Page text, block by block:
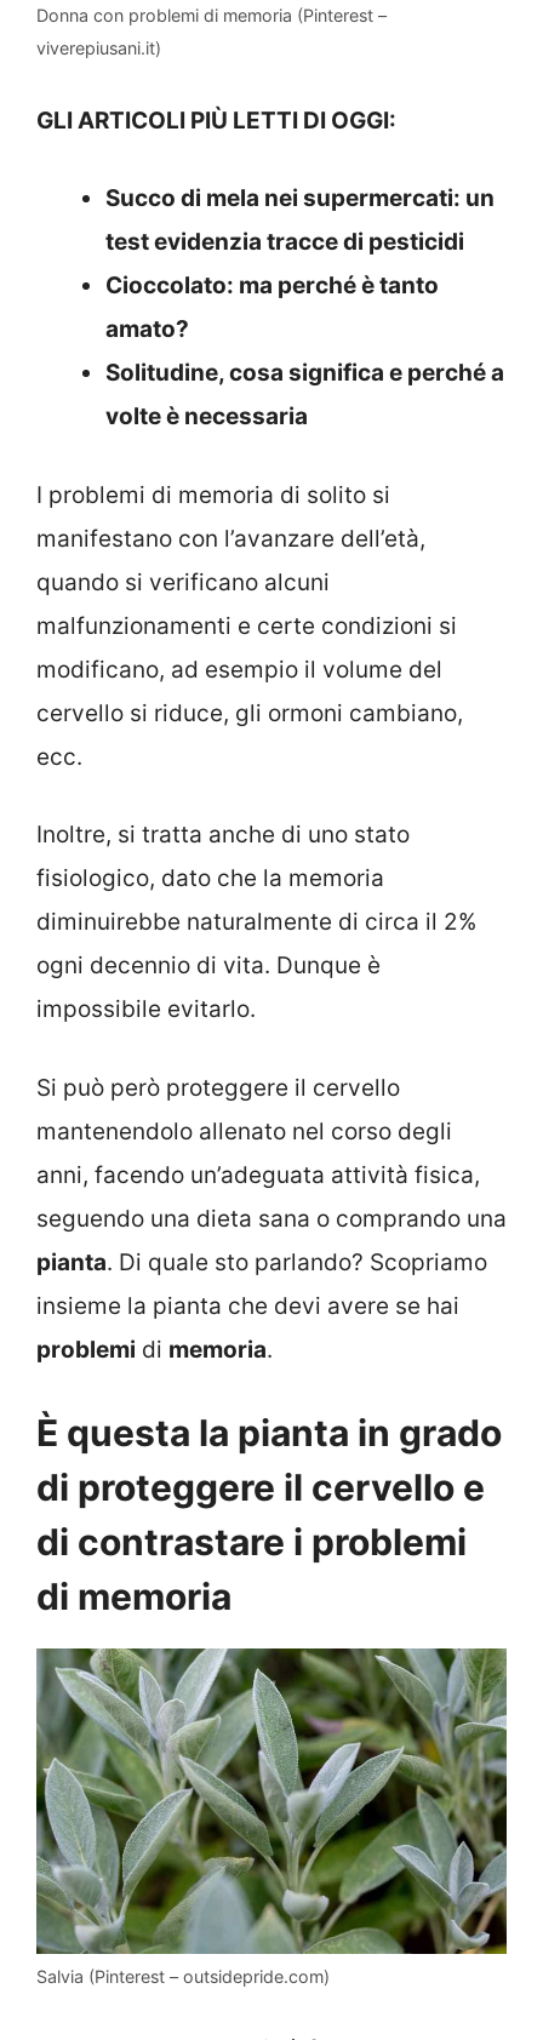
Donna con problemi di memoria (Pinterest –
viverepiusani.it)
GLI ARTICOLI PIÙ LETTI DI OGGI:
Succo di mela nei supermercati: un
test evidenzia tracce di pesticidi
Cioccolato: ma perché è tanto
amato?
Solitudine, cosa significa e perché a
volte è necessaria
I problemi di memoria di solito si
manifestano con l’avanzare dell’età,
quando si verificano alcuni
malfunzionamenti e certe condizioni si
modificano, ad esempio il volume del
cervello si riduce, gli ormoni cambiano,
ecc.
Inoltre, si tratta anche di uno stato
fisiologico, dato che la memoria
diminuirebbe naturalmente di circa il 2%
ogni decennio di vita. Dunque è
impossibile evitarlo.
Si può però proteggere il cervello
mantenendolo allenato nel corso degli
anni, facendo un’adeguata attività fisica,
seguendo una dieta sana o comprando una
pianta. Di quale sto parlando? Scopriamo
insieme la pianta che devi avere se hai
problemi di memoria.
È questa la pianta in grado
di proteggere il cervello e
di contrastare i problemi
di memoria
Salvia (Pinterest – outsidepride.com)